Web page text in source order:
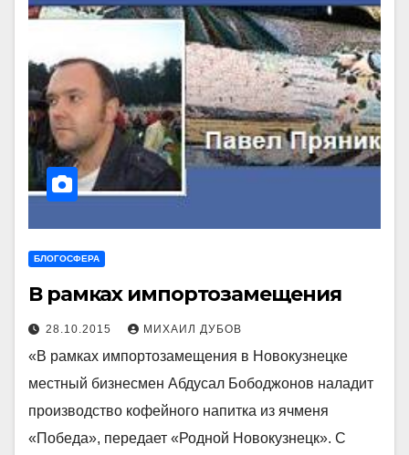
БЛОГОСФЕРА
В рамках импортозамещения
28.10.2015 МИХАИЛ ДУБОВ
«В рамках импортозамещения в Новокузнецке
местный бизнесмен Абдусал Бободжонов наладит
производство кофейного напитка из ячменя
«Победа», передает «Родной Новокузнецк». С